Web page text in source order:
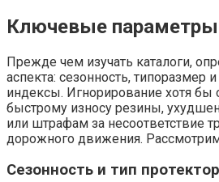
Ключевые
Прежде чем изучать каталоги,
аспекта: сезонность, типоразмер
индексы. Игнорирование хотя бы
быстрому износу резины,
или штрафам за несоответствие
дорожного движения.
Сезонность и тип